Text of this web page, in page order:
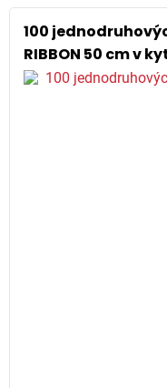
100
RIBBON 50 cm v